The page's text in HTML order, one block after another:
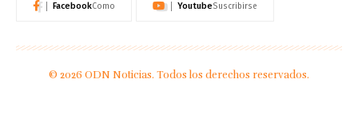
FacebookComo YoutubeSuscribirse
© 2026 ODN Noticias. Todos los derechos reservados.